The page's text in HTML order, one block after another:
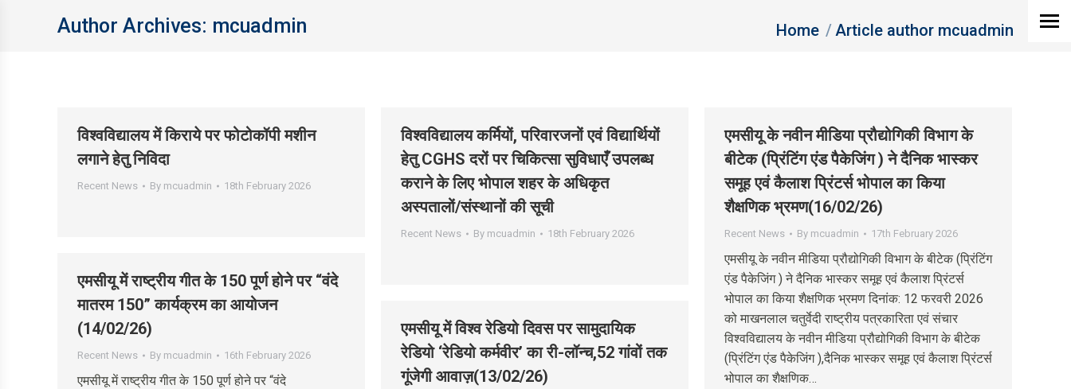
Author Archives: mcuadmin You are here:
Home Article author mcuadmin
विश्वविद्यालय में किराये पर फोटोकॉपी मशीन
लगाने हेतु निविदा
Recent News By mcuadmin 18th February 2026
विश्वविद्यालय कर्मियों, परिवारजनों एवं विद्यार्थियों
हेतु CGHS दरों पर चिकित्सा सुविधाएँ उपलब्ध
कराने के लिए भोपाल शहर के अधिकृत
अस्पतालों/संस्थानों की सूची
Recent News By mcuadmin 18th February 2026
एमसीयू के नवीन मीडिया प्रौद्योगिकी विभाग के
बीटेक (प्रिंटिंग एंड पैकेजिंग ) ने दैनिक भास्कर
समूह एवं कैलाश प्रिंटर्स भोपाल का किया
शैक्षणिक भ्रमण(16/02/26)
Recent News By mcuadmin 17th February 2026
एमसीयू के नवीन मीडिया प्रौद्योगिकी विभाग के बीटेक (प्रिंटिंग
एंड पैकेजिंग ) ने दैनिक भास्कर समूह एवं कैलाश प्रिंटर्स
भोपाल का किया शैक्षणिक भ्रमण दिनांक: 12 फरवरी 2026
को माखनलाल चतुर्वेदी राष्ट्रीय पत्रकारिता एवं संचार
विश्वविद्यालय के नवीन मीडिया प्रौद्योगिकी विभाग के बीटेक
(प्रिंटिंग एंड पैकेजिंग ),दैनिक भास्कर समूह एवं कैलाश प्रिंटर्स
भोपाल का शैक्षणिक…
एमसीयू में राष्ट्रीय गीत के 150 पूर्ण होने पर “वंदे
मातरम 150” कार्यक्रम का आयोजन
(14/02/26)
Recent News By mcuadmin 16th February 2026
एमसीयू में राष्ट्रीय गीत के 150 पूर्ण होने पर “वंदे
एमसीयू में विश्व रेडियो दिवस पर सामुदायिक
रेडियो ‘रेडियो कर्मवीर’ का री-लॉन्च,52 गांवों तक
गूंजेगी आवाज़(13/02/26)